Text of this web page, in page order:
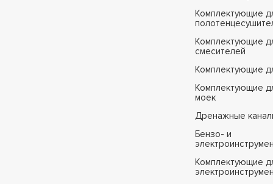
Комплектующие
Комплектующие
смесителей
Комплектующие
Комплектующие
моек
Дренажные
Бензо- и
Комплектующие